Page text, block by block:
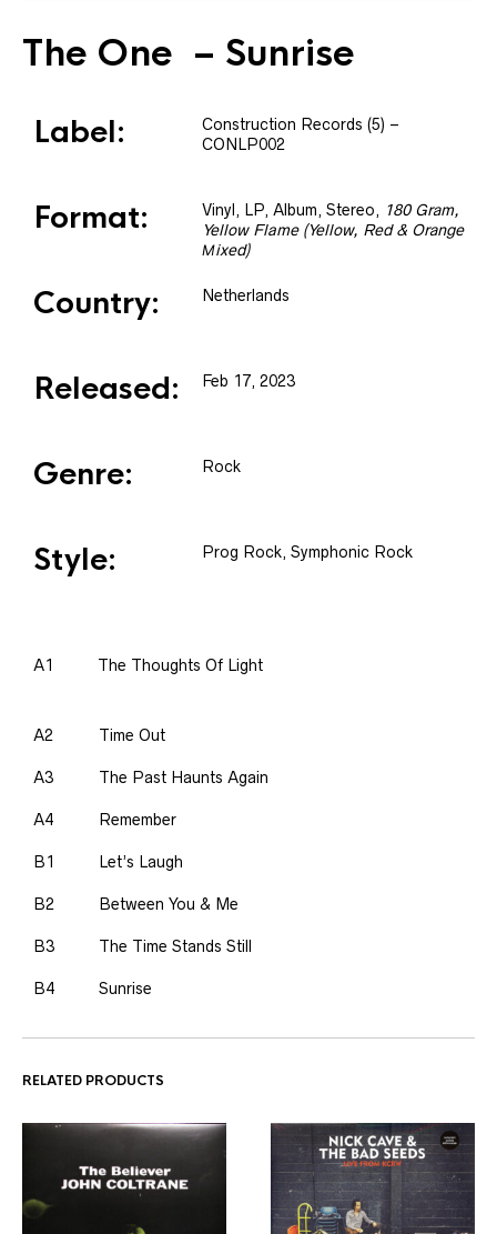
The One – Sunrise
Label: Construction Records (5) –
CONLP002
Format: Vinyl , LP, Album, Stereo, 180 Gram,
Yellow Flame (Yellow, Red & Orange
Мixed)
Country: Netherlands
Released: Feb 17, 2023
Genre: Rock
Style: Prog Rock, Symphonic Rock
A1 The Thoughts Of Light
A2 Time Out
A3 The Past Haunts Again
A4 Remember
B1 Let’s Laugh
B2 Between You & Me
B3 The Time Stands Still
B4 Sunrise
RELATED PRODUCTS